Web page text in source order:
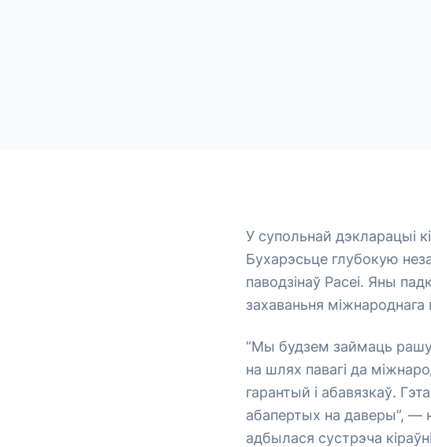
У супольнай дэкларацыі
Бухарэсьце глубокую
паводзінаў Расеі. Яны
захаваньня міжнароднага
“Мы будзем займаць
на шлях павагі да
гарантый і абавязкаў.
абапертых на даверы”, —
адбылася сустрэча